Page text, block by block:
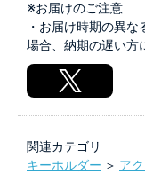
※お届けのご注意
・お届け時期の異
場合、納期の遅い方
関連カテゴリ
キーホルダー ＞ ア